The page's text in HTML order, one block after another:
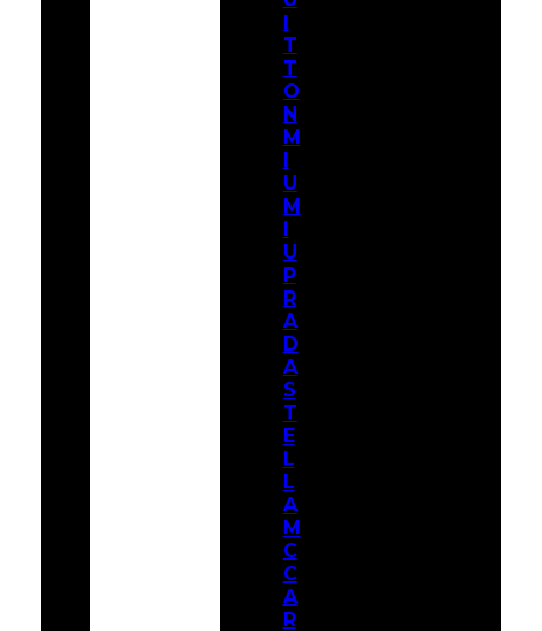
I
T
T
O
N
M
I
U
M
I
U
P
R
A
D
A
S
T
E
L
L
A
M
C
C
A
R